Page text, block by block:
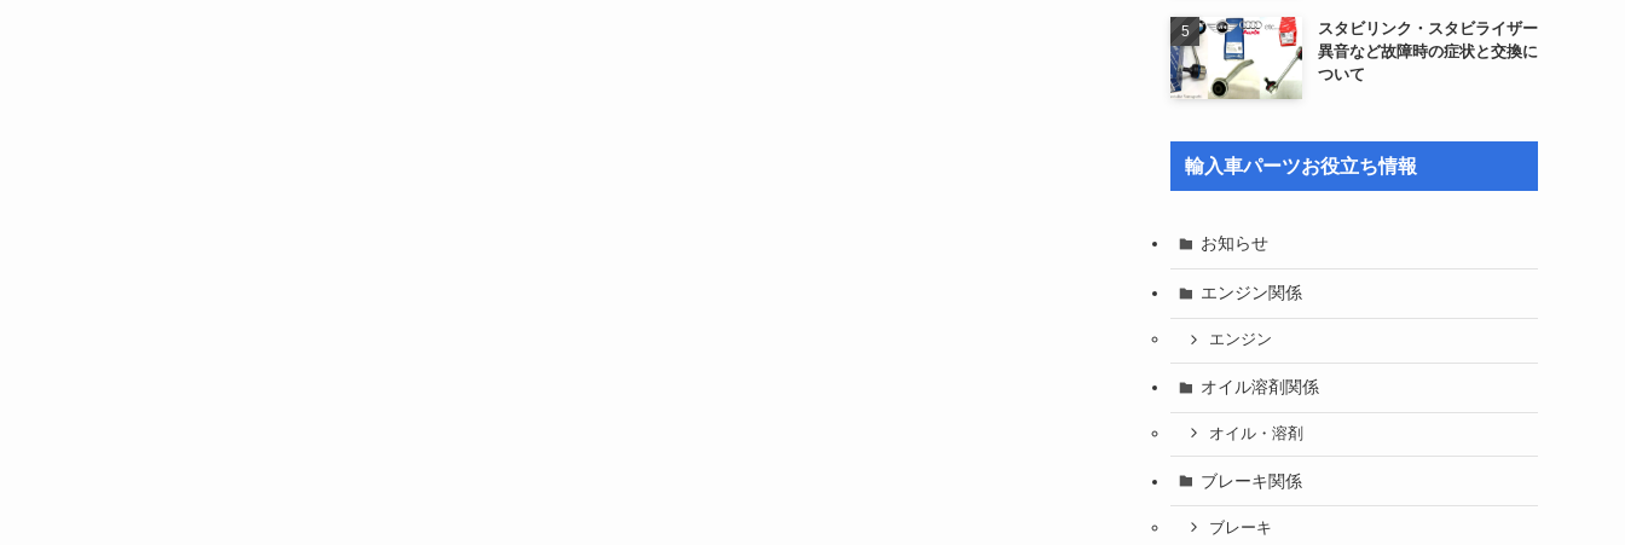
スタビリンク・スタビライザー
異音など故障時の症状と交換に
ついて
輸入車パーツお役立ち情報
お知らせ
エンジン関係
エンジン
オイル溶剤関係
オイル・溶剤
ブレーキ関係
ブレーキ